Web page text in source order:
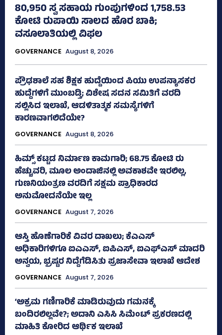
80,950 ಸ್ವ ಸಹಾಯ ಗುಂಪುಗಳಿಂದ 1,758.53
ಕೋಟಿ ರುಪಾಯಿ ಸಾಲದ ಹೊರ ಬಾಕಿ;
ವಸೂಲಾತಿಯಲ್ಲಿ ವಿಫಲ
GOVERNANCE August 8, 2026
ಪ್ರೌಢಶಾಲೆ ಸಹ ಶಿಕ್ಷಕ ಹುದ್ದೆಯಿಂದ ಪಿಯು ಉಪನ್ಯಾಸಕರ
ಹುದ್ದೆಗಳಿಗೆ ಮುಂಬಡ್ತಿ; ವಿಶೇಷ ಸದನ ಸಮಿತಿಗೆ ವರದಿ
ಸಲ್ಲಿಸಿದ ಇಲಾಖೆ, ಆಡಳಿತಾತ್ಮಕ ಸಮಸ್ಯೆಗಳಿಗೆ
ಕಾರಣವಾಗಲಿದೆಯೇ?
GOVERNANCE August 8, 2026
ಹಿಮ್ಸ್‌ ಕಟ್ಟಡ ನಿರ್ಮಾಣ ಕಾಮಗಾರಿ; 68.75 ಕೋಟಿ ರು
ಹೆಚ್ಚುವರಿ, ಮೂಲ ಅಂದಾಜಿನಲ್ಲಿ ಅವಕಾಶವೇ ಇರಲಿಲ್ಲ,
ಗುಣನಿಯಂತ್ರಣ ವರದಿಗೆ ಸಕ್ಷಮ ಪ್ರಾಧಿಕಾರದ
ಅನುಮೋದನೆಯೇ ಇಲ್ಲ
GOVERNANCE August 7, 2026
ಆಸ್ತಿ ಹೊಣೆಗಾರಿಕೆ ವಿವರ ದಾಖಲು; ಕೆಎಎಸ್
ಅಧಿಕಾರಿಗಳಿಗೂ ಐಎಎಸ್‌, ಐಪಿಎಸ್‌, ಐಎಫ್‌ಎಸ್‌ ಮಾದರಿ
ಅನ್ವಯ, ಭ್ರಷ್ಟರ ನಿದ್ದೆಗೆಡಿಸಿತು ಪ್ರಜಾಸೇವಾ ಇಲಾಖೆ ಆದೇಶ
GOVERNANCE August 7, 2026
‘ಅಕ್ರಮ ಗಣಿಗಾರಿಕೆ ಮಾಡಿರುವುದು ಗಮನಕ್ಕೆ
ಬಂದಿರಲಿಲ್ಲವೇ?; ಅದಾನಿ ಎಸಿಸಿ ಸಿಮೆಂಟ್ ಪ್ರಕರಣದಲ್ಲಿ
ಮಾಹಿತಿ ಕೋರಿದ ಆರ್ಥಿಕ ಇಲಾಖೆ